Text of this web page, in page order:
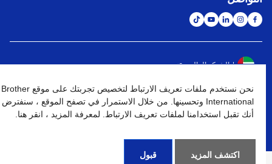
الشبكة العالمية
نهج الخصوصية شروط الإستخدام خريطة الموقع الإنتقال إلى الموقع العالمي
كافة الحقوق محفوظة. BROTHER INTERNATIONAL (GULF) FZE
نحن نستخدم ملفات تعريف الارتباط لتخصيص تجربتك على موقع Brother
International وتحسينها. من خلال الاستمرار في تصفح الموقع ، سنفترض
أنك تقبل استخدامنا لملفات تعريف الارتباط. لمعرفة المزيد ، انقر هنا.
اكتشف المزيد قبول